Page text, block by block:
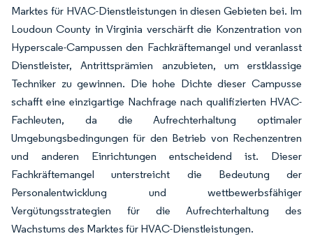
Marktes für HVAC-Dienstleistungen in diesen Gebieten bei. Im
Loudoun County in Virginia verschärft die Konzentration von
Hyperscale-Campussen den Fachkräftemangel und veranlasst
Dienstleister, Antrittsprämien anzubieten, um erstklassige
Techniker zu gewinnen. Die hohe Dichte dieser Campusse
schafft eine einzigartige Nachfrage nach qualifizierten HVAC-
Fachleuten, da die Aufrechterhaltung optimaler
Umgebungsbedingungen für den Betrieb von Rechenzentren
und anderen Einrichtungen entscheidend ist. Dieser
Fachkräftemangel unterstreicht die Bedeutung der
Personalentwicklung und wettbewerbsfähiger
Vergütungsstrategien für die Aufrechterhaltung des
Wachstums des Marktes für HVAC-Dienstleistungen.